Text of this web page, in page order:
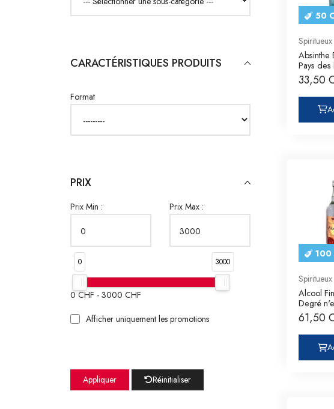
CARACTÉRISTIQUES PRODUITS
Format
PRIX
Prix Min : Prix Max :
0 3000
0CHF - 3000 CHF
Afficher uniquement les promotions
Appliquer Réinitialiser
50
Spiritueux
Absinthe
Pays des
Francois
33,50
100
Spiritueux
Alcool
Degré
destiné à
61,50